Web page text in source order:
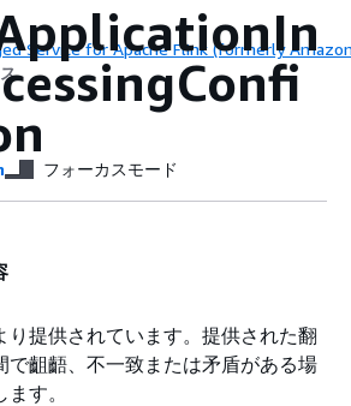
Service for Apache Flink (formerly
フォーカスモード
り提供されています。提供された翻
で齟齬、不一致または矛盾がある場
す。